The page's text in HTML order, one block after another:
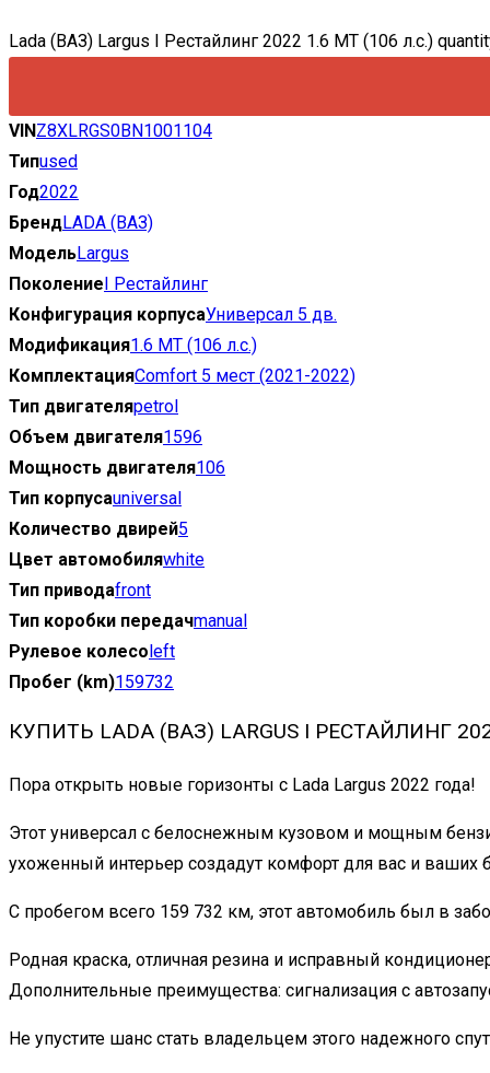
Lada (ВАЗ) Largus I Рестайлинг 2022 1.6 MT (106 л.с.)
VINZ8XLRGS0BN1001104
Типused
Год2022
БрендLADA (ВАЗ)
МодельLargus
ПоколениеI Рестайлинг
Конфигурация корпусаУниверсал 5 дв.
Модификация1.6 MT (106 л.с.)
КомплектацияComfort 5 мест (2021-2022)
Тип двигателяpetrol
Объем двигателя1596
Мощность двигателя106
Тип корпусаuniversal
Количество двирей5
Цвет автомобиляwhite
Тип приводаfront
Тип коробки передачmanual
Рулевое колесоleft
Пробег (km)159732
КУПИТЬ LADA (ВАЗ) LARGUS I РЕСТАЙЛИНГ
Пора открыть новые горизонты с Lada Largus 2022 года!
Этот универсал с белоснежным кузовом и мощным
ухоженный интерьер создадут комфорт для вас и ваших
С пробегом всего 159 732 км, этот автомобиль был в
Родная краска, отличная резина и исправный
Дополнительные преимущества: сигнализация с
Не упустите шанс стать владельцем этого надежного